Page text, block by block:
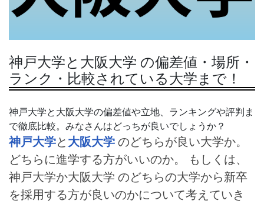
神戸大学と大阪大学 の偏差値・場所・
ランク・比較されている大学まで！
神戸大学と大阪大学の偏差値や立地、ランキングや評判ま
で徹底比較。みなさんはどっちが良いでしょうか？
神戸大学と大阪大学のどちらが良い大学か。
どちらに進学する方がいいのか。 もしくは、
神戸大学か大阪大学 のどちらの大学から新卒
を採用する方が良いのかについて考えていき